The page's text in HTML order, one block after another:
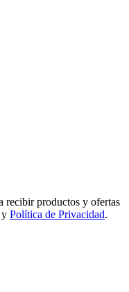
recibir productos y ofertas
y Política de Privacidad.